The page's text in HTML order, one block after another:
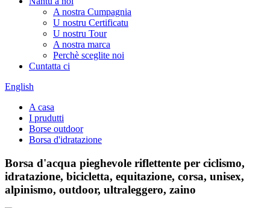
A nostra Cumpagnia
U nostru Certificatu
U nostru Tour
A nostra marca
Perchè sceglite noi
Cuntatta ci
English
A casa
I prudutti
Borse outdoor
Borsa d'idratazione
Borsa d'acqua pieghevole riflettente per ciclismo,
idratazione, bicicletta, equitazione, corsa, unisex,
alpinismo, outdoor, ultraleggero, zaino